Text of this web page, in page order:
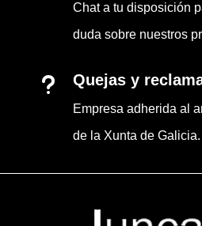
Chat a tu disposición
duda sobre nuestros
u Quejas y
Empresa adherida al
de la Xunta de Galicia.